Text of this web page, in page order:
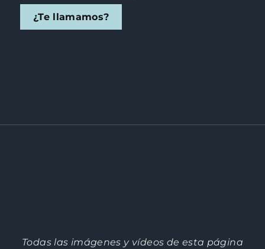
¿Te llamamos?
Todas las imágenes y vídeos de esta página